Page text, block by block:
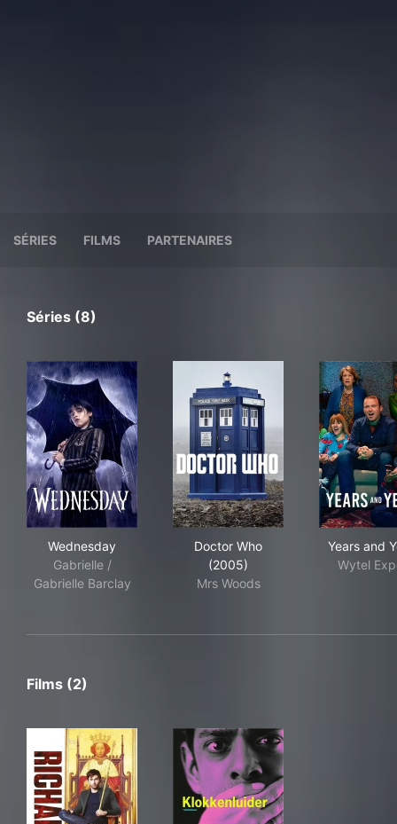
SÉRIES FILMS PARTENAIRES
Séries (8)
Wednesday
Gabrielle /
Gabrielle Barclay
Doctor Who
(2005)
Mrs Woods
Years and
Wytel
Films (2)